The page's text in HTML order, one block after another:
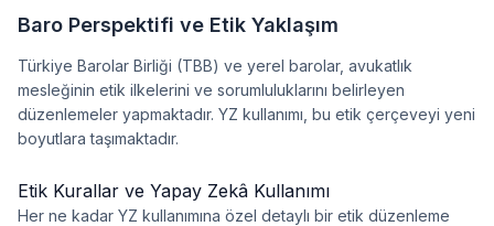
Baro Perspektifi ve Etik Yaklaşım
Türkiye Barolar Birliği (TBB) ve yerel barolar, avukatlık
mesleğinin etik ilkelerini ve sorumluluklarını belirleyen
düzenlemeler yapmaktadır. YZ kullanımı, bu etik çerçeveyi yeni
boyutlara taşımaktadır.
Etik Kurallar ve Yapay Zekâ Kullanımı
Her ne kadar YZ kullanımına özel detaylı bir etik düzenleme